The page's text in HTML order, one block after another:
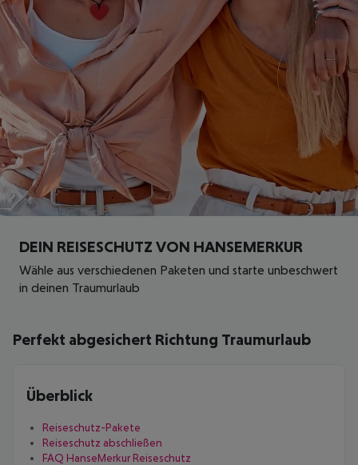
DEIN REISESCHUTZ VON HANSEMERKUR
Wähle aus verschiedenen Paketen und starte unbeschwert
in deinen Traumurlaub
Perfekt abgesichert Richtung Traumurlaub
Überblick
Reiseschutz-Pakete
Reiseschutz abschließen
FAQ HanseMerkur Reiseschutz